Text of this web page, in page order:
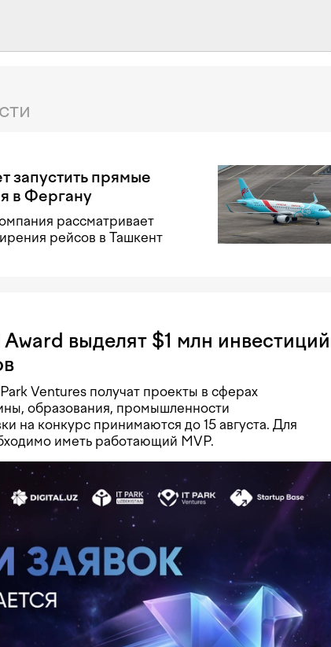
запустить прямые
в Фергану
рассматривает
рейсов в Ташкент
выделят $1 млн инвестиций
Ventures получат проекты в сферах
образования, промышленности
на конкурс принимаются до 15 августа. Для
иметь работающий MVP.